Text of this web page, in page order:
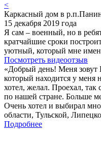
<
Каркасный дом в
15 декабря 2019 года
Я сам – военный, но в
кратчайшие сроки
уютный, который мне
Посмотреть видеоотзыв
«Добрый день! Меня зовут
который находится у меня
хотел, желал. Проехал, так
по нашей стране. Больше
Очень хотел и выбирал
области, Тульской,
Подробнее